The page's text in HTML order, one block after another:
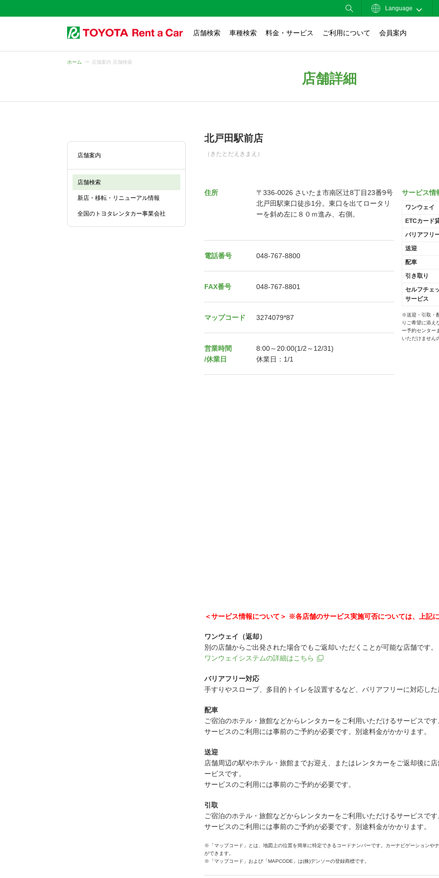
Language
店舗検索 車種検索 料金・サービス ご利用について 会員案内
ホーム 店舗案内 店舗検索
店舗詳細
店舗案内
店舗検索
新店・移転・リニューアル情報
全国のトヨタレンタカー事業会社
北戸田駅前店
（きたとだえきまえ）
住所
〒336-0026 さいたま市南区辻8丁目23番9号
北戸田駅東口徒歩1分。東口を出てロータリ
ーを斜め左に８０ｍ進み、右側。
電話番号 048-767-8800
FAX番号 048-767-8801
マップコード 3274079*87
営業時間
/休業日
8:00～20:00(1/2～12/31)
休業日：1/1
サービス情
ワンウェイ
ETCカード
バリアフリ
送迎
配車
引き取り
セルフチェ
サービス
※送迎・引取・
りご希望に添え
ー予約センター
いただけません
＜サービス情報について＞ ※各店舗のサービス実施可否については、上記
ワンウェイ（返却）
別の店舗からご出発された場合でもご返却いただくことが可能な店舗です。
ワンウェイシステムの詳細はこちら
バリアフリー対応
手すりやスロープ、多目的トイレを設置するなど、バリアフリーに対応した
配車
ご宿泊のホテル・旅館などからレンタカーをご利用いただけるサービスです
サービスのご利用には事前のご予約が必要です。別途料金がかかります。
送迎
店舗周辺の駅やホテル・旅館までお迎え、またはレンタカーをご返却後に
ービスです。
サービスのご利用には事前のご予約が必要です。
引取
ご宿泊のホテル・旅館などからレンタカーをご利用いただけるサービスです
サービスのご利用には事前のご予約が必要です。別途料金がかかります。
※「マップコード」とは、地図上の位置を簡単に特定できるコードナンバーです。カーナビゲーションや
ができます。
※「マップコード」および「MAPCODE」は(株)デンソーの登録商標です。